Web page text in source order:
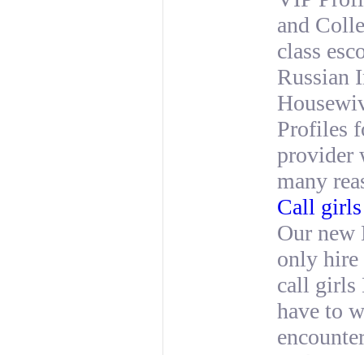
and
class
Russian
Profiles
provider
many
Call
Our new
only hire
call girls
have to